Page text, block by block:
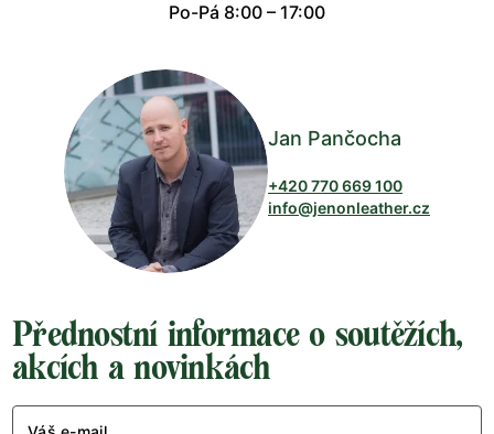
Po-Pá 8:00 – 17:00
Jan Pančocha
+420 770 669 100
info@jenonleather.cz
Přednostní informace o soutěžích,
akcích a novinkách